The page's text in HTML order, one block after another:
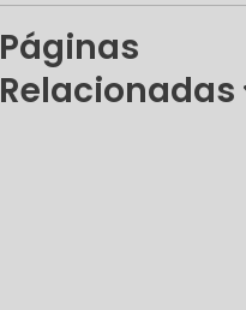
Páginas
Relacionadas